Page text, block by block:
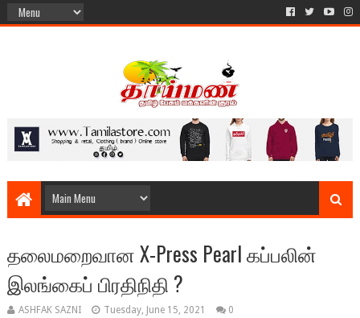
தலைமறைவான X-Press Pearl கப்பலின்
இலங்கைப் பிரதிநிதி ?
ASHFAK SAZNI Tuesday, June 15, 2021 0